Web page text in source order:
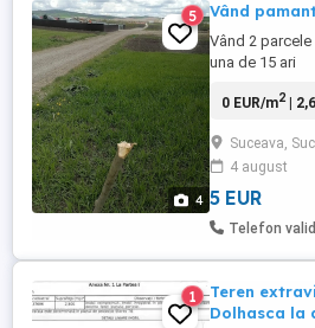
4
5 Vând
Vând 2
una de 15 ari
0 EUR/m2|
Suceava,
4 august
5 EUR
Telefon
1
Teren
Dolhasca la